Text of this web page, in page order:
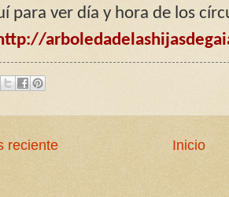
para ver día y hora de los
reciente Inicio